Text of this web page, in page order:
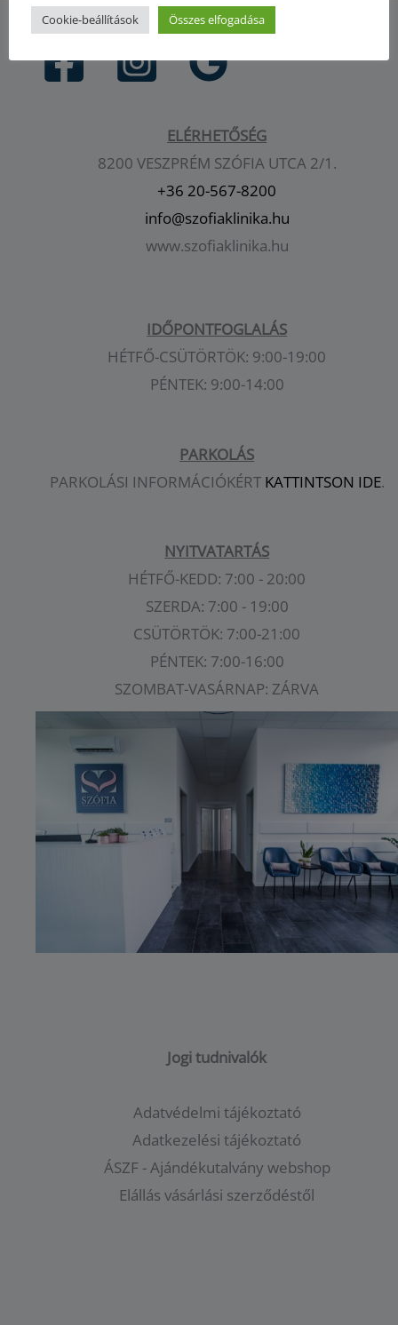
ELÉRHETŐSÉG
8200 VESZPRÉM SZÓFIA UTCA 2/1.
+36 20-567-8200
info@szofiaklinika.hu
www.szofiaklinika.hu
IDŐPONTFOGLALÁS
HÉTFŐ-CSÜTÖRTÖK: 9:00-19:00
PÉNTEK: 9:00-14:00
PARKOLÁS
PARKOLÁSI INFORMÁCIÓKÉRT KATTINTSON IDE.
NYITVATARTÁS
HÉTFŐ-KEDD: 7:00 - 20:00
SZERDA: 7:00 - 19:00
CSÜTÖRTÖK: 7:00-21:00
PÉNTEK: 7:00-16:00
SZOMBAT-VASÁRNAP: ZÁRVA
Jogi tudnivalók
Adatvédelmi tájékoztató
Adatkezelési tájékoztató
ÁSZF - Ajándékutalvány webshop
Elállás vásárlási szerződéstől
Cookie-beállítások Összes elfogadása